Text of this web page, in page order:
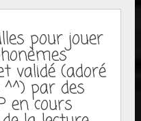
pour jouer
validé (adoré
par des
en cours